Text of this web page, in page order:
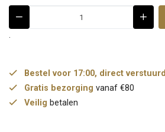
.
Bestel voor 17:00, direct verstuurd
Gratis bezorging vanaf €80
Veilig betalen